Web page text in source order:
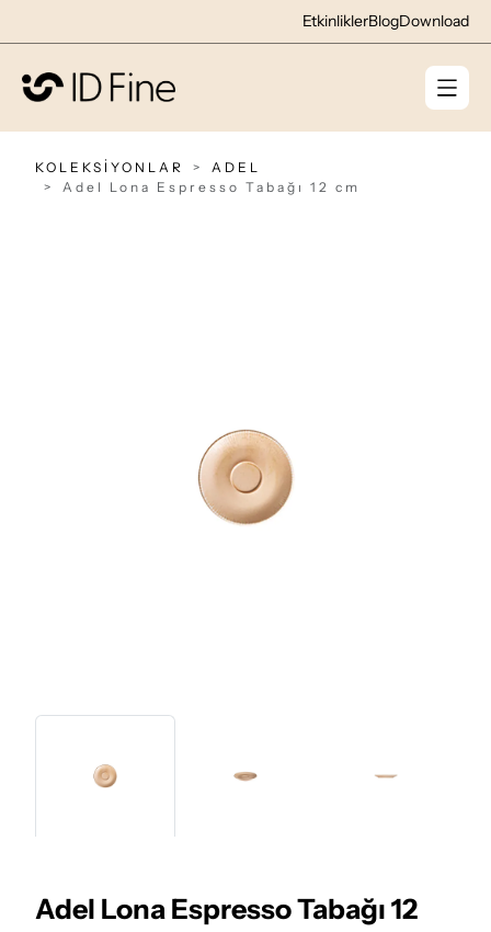
EtkinliklerBlogDownload
KOLEKSİYONLAR
ADEL
Adel Lona Espresso Tabağı 12 cm
Adel Lona Espresso Tabağı 12